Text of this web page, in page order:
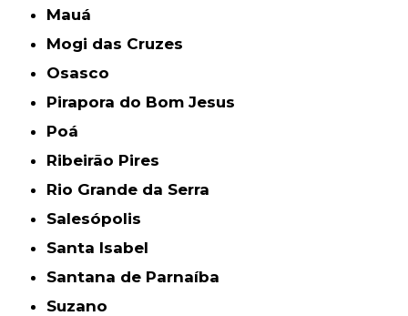
Mauá
Mogi das Cruzes
Osasco
Pirapora do Bom Jesus
Poá
Ribeirão Pires
Rio Grande da Serra
Salesópolis
Santa Isabel
Santana de Parnaíba
Suzano